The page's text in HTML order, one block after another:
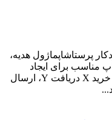
پرستاشاپماژول هدیه،
مناسب برای ایجاد
کمپین های تبلیغاتی خودکار است، مانند: خرید X دریافت Y، ارسال